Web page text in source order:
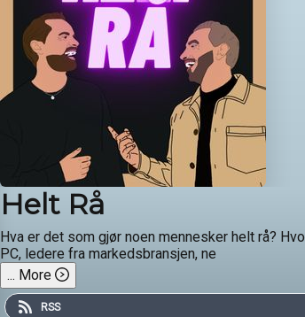
Helt Rå
Hva er det som gjør noen mennesker helt rå?
PC, ledere fra markedsbransjen, ne
... More
RSS